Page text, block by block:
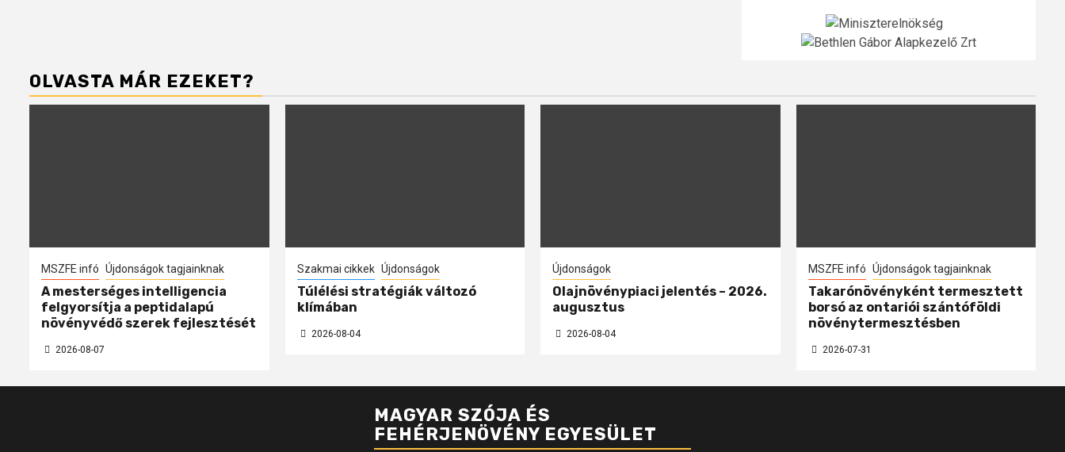
OLVASTA MÁR EZEKET?
MSZFE infó Újdonságok tagjainknak
A mesterséges intelligencia
felgyorsítja a peptidalapú
növényvédő szerek fejlesztését
2026-08-07
Szakmai cikkek Újdonságok
Túlélési stratégiák változó
klímában
2026-08-04
Újdonságok
Olajnövénypiaci jelentés – 2026.
augusztus
2026-08-04
MSZFE infó Újdonságok tagjainknak
Takarónövényként termesztett
borsó az ontariói szántóföldi
növénytermesztésben
2026-07-31
MAGYAR SZÓJA ÉS
FEHÉRJENÖVÉNY EGYESÜLET